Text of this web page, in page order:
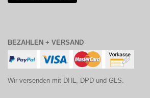
BEZAHLEN + VERSAND
Wir versenden mit DHL, DPD und GLS.